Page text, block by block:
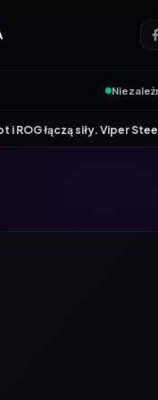
Steel 5 Infinite RGB